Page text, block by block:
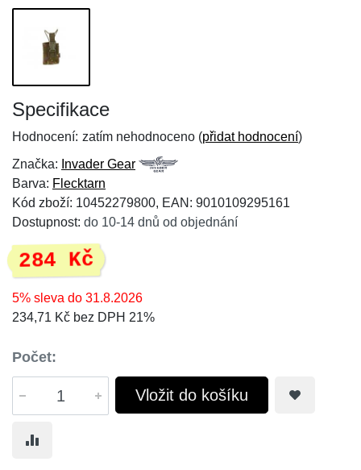
Specifikace
Hodnocení: zatím nehodnoceno (přidat hodnocení)
Značka: Invader Gear
Barva: Flecktarn
Kód zboží: 10452279800, EAN: 9010109295161
Dostupnost: do 10-14 dnů od objednání
284 Kč
5% sleva do 31.8.2026
234,71 Kč bez DPH 21%
Počet:
Vložit do košíku